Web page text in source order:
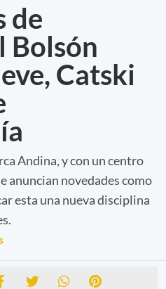
de
Bolsón
Catski
Andina, y con un centro
anuncian novedades como
esta una nueva disciplina